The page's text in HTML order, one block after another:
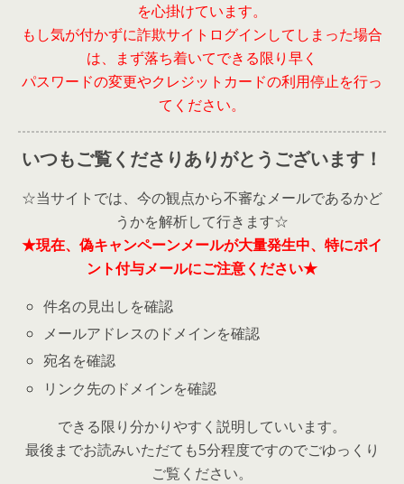
を心掛けています。
もし気が付かずに詐欺サイトログインしてしまった場合
は、まず落ち着いてできる限り早く
パスワードの変更やクレジットカードの利用停止を行っ
てください。
いつもご覧くださりありがとうございます！
☆当サイトでは、今の観点から不審なメールであるかど
うかを解析して行きます☆
★現在、偽キャンペーンメールが大量発生中、特にポイ
ント付与メールにご注意ください★
件名の見出しを確認
メールアドレスのドメインを確認
宛名を確認
リンク先のドメインを確認
できる限り分かりやすく説明していいます。
最後までお読みいただても5分程度ですのでごゆっくり
ご覧ください。